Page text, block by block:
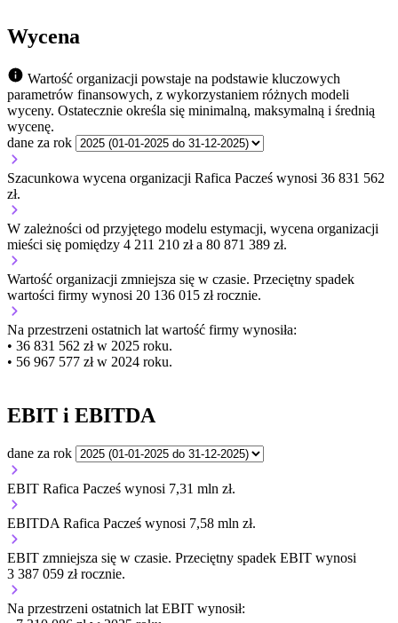
Wycena
Wartość organizacji powstaje na podstawie kluczowych
parametrów finansowych, z wykorzystaniem różnych modeli
wyceny. Ostatecznie określa się minimalną, maksymalną i średnią
wycenę.
dane za rok
Szacunkowa wycena organizacji Rafica Pacześ wynosi 36 831 562
zł.
W zależności od przyjętego modelu estymacji, wycena organizacji
mieści się pomiędzy 4 211 210 zł a 80 871 389 zł.
Wartość organizacji zmniejsza się w czasie. Przeciętny spadek
wartości firmy wynosi 20 136 015 zł rocznie.
Na przestrzeni ostatnich lat wartość firmy wynosiła:
• 36 831 562 zł w 2025 roku.
• 56 967 577 zł w 2024 roku.
EBIT i EBITDA
dane za rok
EBIT Rafica Pacześ wynosi 7,31 mln zł.
EBITDA Rafica Pacześ wynosi 7,58 mln zł.
EBIT zmniejsza się w czasie. Przeciętny spadek EBIT wynosi
3 387 059 zł rocznie.
Na przestrzeni ostatnich lat EBIT wynosił: